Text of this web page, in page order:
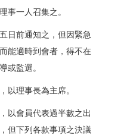
事一人召集之。
前通知之，但因緊急
能適時到會者，得不在
或監選。
理事長為主席。
會員代表過半數之出
但下列各款事項之決議